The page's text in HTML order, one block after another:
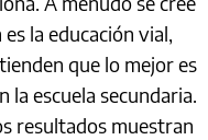
la educación vial,
que lo mejor es
la escuela secundaria.
resultados muestran